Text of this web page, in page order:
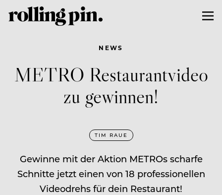
NEWS
METRO Restaurantvideo
zu gewinnen!
TIM RAUE
Gewinne mit der Aktion METROs scharfe
Schnitte jetzt einen von 18 professionellen
Videodrehs für dein Restaurant!